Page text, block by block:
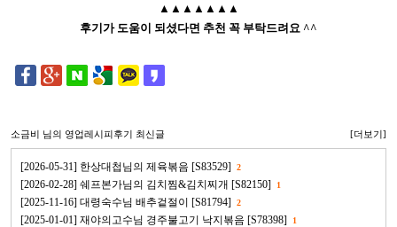
▲▲▲▲▲▲▲
후기가 도움이 되셨다면 추천 꼭 부탁드려요 ^^
소금비 님의 영업레시피후기 최신글 [더보기]
[2026-05-31] 한상대첩님의 제육볶음 [S83529] 2
[2026-02-28] 쉐프본가님의 김치찜&김치찌개 [S82150] 1
[2025-11-16] 대령숙수님 배추겉절이 [S81794] 2
[2025-01-01] 재야의고수님 경주불고기 낙지볶음 [S78398] 1